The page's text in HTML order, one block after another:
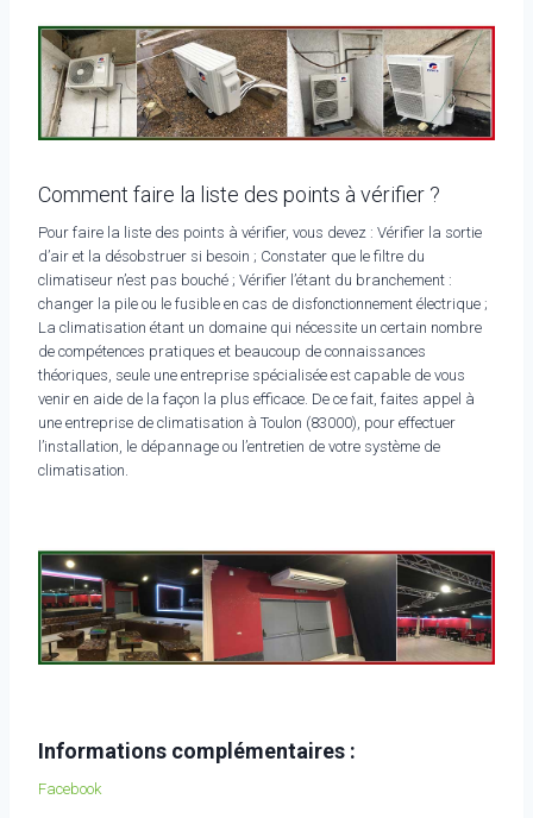
Comment faire la liste des points à vérifier ?
Pour faire la liste des points à vérifier, vous devez : Vérifier la sortie
d’air et la désobstruer si besoin ; Constater que le filtre du
climatiseur n’est pas bouché ; Vérifier l’étant du branchement :
changer la pile ou le fusible en cas de disfonctionnement électrique ;
La climatisation étant un domaine qui nécessite un certain nombre
de compétences pratiques et beaucoup de connaissances
théoriques, seule une entreprise spécialisée est capable de vous
venir en aide de la façon la plus efficace. De ce fait, faites appel à
une entreprise de climatisation à Toulon (83000), pour effectuer
l’installation, le dépannage ou l’entretien de votre système de
climatisation.
Informations complémentaires :
Facebook